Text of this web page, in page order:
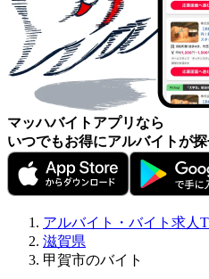
マッハバイトアプリなら
いつでもお得にアルバイトが探
アルバイト・バイト求人
滋賀県
甲賀市のバイト